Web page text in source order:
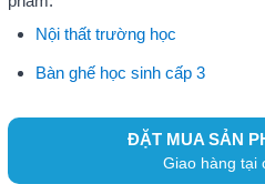
Nội thất trường học
Bàn ghế học sinh cấp 3
ĐẶT MUA SẢN
Giao hàng tại